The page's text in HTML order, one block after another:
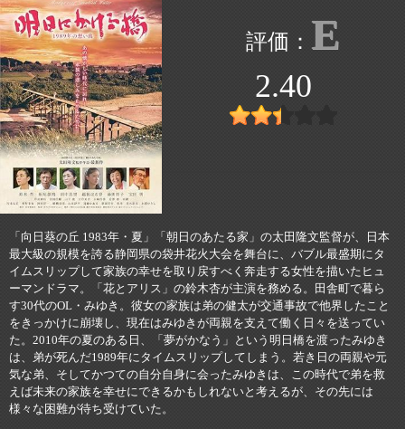
E
2.40
「向日葵の丘 1983年・夏」「朝日のあたる家」の太田隆文監督が、日本
最大級の規模を誇る静岡県の袋井花火大会を舞台に、バブル最盛期にタ
イムスリップして家族の幸せを取り戻すべく奔走する女性を描いたヒュ
ーマンドラマ。「花とアリス」の鈴木杏が主演を務める。田舎町で暮ら
す30代のOL・みゆき。彼女の家族は弟の健太が交通事故で他界したこと
をきっかけに崩壊し、現在はみゆきが両親を支えて働く日々を送ってい
た。2010年の夏のある日、「夢がかなう」という明日橋を渡ったみゆき
は、弟が死んだ1989年にタイムスリップしてしまう。若き日の両親や元
気な弟、そしてかつての自分自身に会ったみゆきは、この時代で弟を救
えば未来の家族を幸せにできるかもしれないと考えるが、その先には
様々な困難が待ち受けていた。